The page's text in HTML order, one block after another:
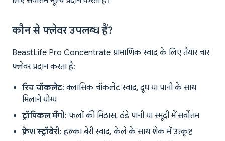
कौन से फ्लेवर उपलब्ध हैं?
BeastLife Pro Concentrate प्रामाणिक स्वाद के लिए तैयार चार
फ्लेवर प्रदान करता है:
रिच चॉकलेट: क्लासिक चॉकलेट स्वाद, दूध या पानी के साथ
मिलाने योग्य
ट्रॉपिकल मैंगो: फलों की मिठास, ठंडे पानी या स्मूदी में सर्वोत्तम
फ्रेश स्ट्रॉबेरी: हल्का बेरी स्वाद, केले के साथ शेक में उत्कृष्ट